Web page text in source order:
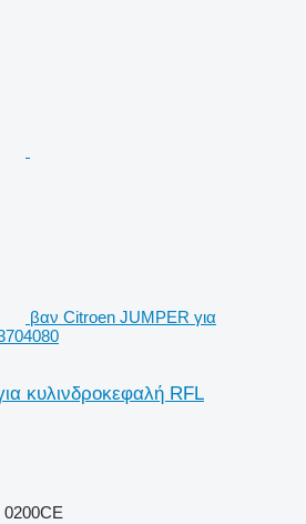
βαν Citroen JUMPER για
κυλινδροκεφαλή RFL
0200CE